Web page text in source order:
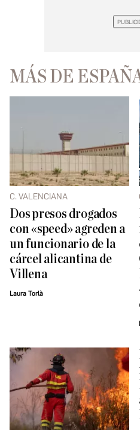
MÁS DE
C. VALENCIANA
Dos presos drogados
con «speed» agreden a
un funcionario de la
cárcel alicantina de
Villena
Laura Torlà